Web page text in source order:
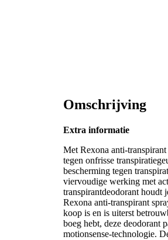
Omschrijving
Extra informatie
Met Rexona anti-
tegen onfrisse
bescherming tegen
viervoudige werking met
transpirantdeodorant houdt
Rexona anti-transpirant
koop is en is uiterst
boeg hebt, deze deodorant
motionsense-technologie.